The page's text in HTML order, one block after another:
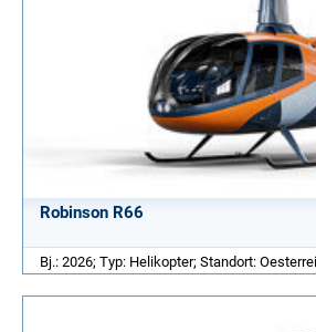
Robinson R66
Bj.: 2026; Typ: Helikopter; Standort: